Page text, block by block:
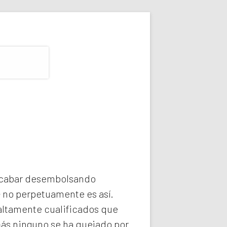
desembolsando
perpetuamente es así.
cualificados que
ninguno se ha quejado por